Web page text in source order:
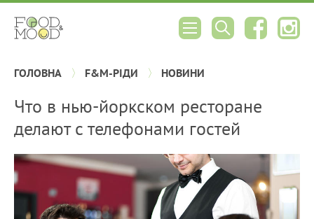
ГОЛОВНА F&M-РІДИ НОВИНИ
Что в нью-йоркском ресторане
делают с телефонами гостей